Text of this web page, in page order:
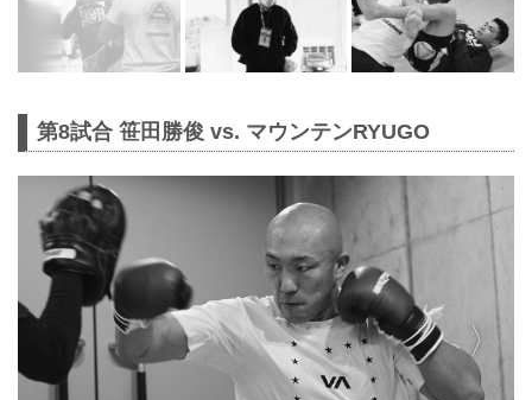
第8試合 笹田勝俊 vs. マウンテンRYUGO